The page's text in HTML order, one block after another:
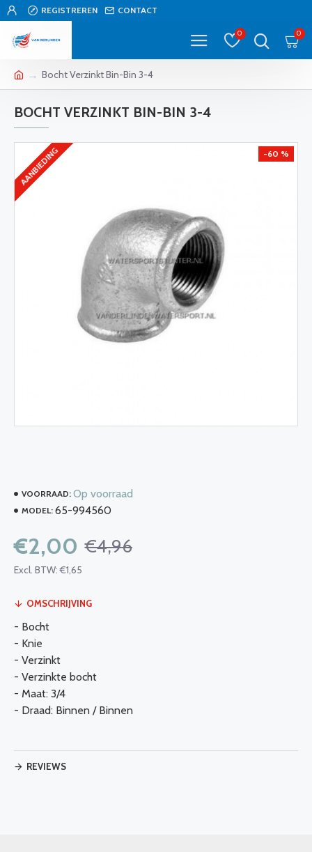
REGISTREREN CONTACT
0 0
Bocht Verzinkt Bin-Bin 3-4
BOCHT VERZINKT BIN-BIN 3-4
AANBIEDING -60 %
VOORRAAD: Op voorraad
MODEL: 65-994560
€2,00 €4,96
Excl. BTW: €1,65
OMSCHRIJVING
- Bocht
- Knie
- Verzinkt
- Verzinkte bocht
- Maat: 3/4
- Draad: Binnen / Binnen
REVIEWS